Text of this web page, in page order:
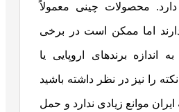
دارد. محصولات چینی معمولاً
اما ممکن است در برخی
اندازه برندهای اروپایی یا
را نیز در نظر داشته باشید
ایران موانع زیادی ندارد و حمل